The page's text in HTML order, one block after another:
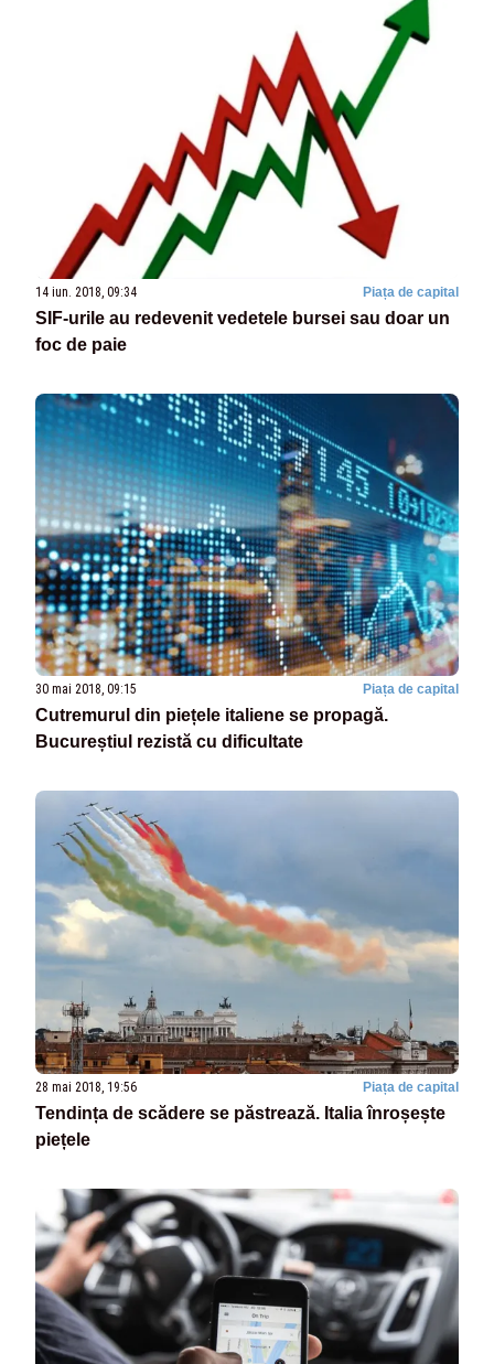
14 iun. 2018, 09:34 Piața de capital
SIF-urile au redevenit vedetele bursei sau doar un
foc de paie
30 mai 2018, 09:15 Piața de capital
Cutremurul din piețele italiene se propagă.
Bucureștiul rezistă cu dificultate
28 mai 2018, 19:56 Piața de capital
Tendința de scădere se păstrează. Italia înroșește
piețele